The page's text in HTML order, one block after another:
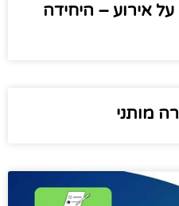
אירוע – היחידה
מותני